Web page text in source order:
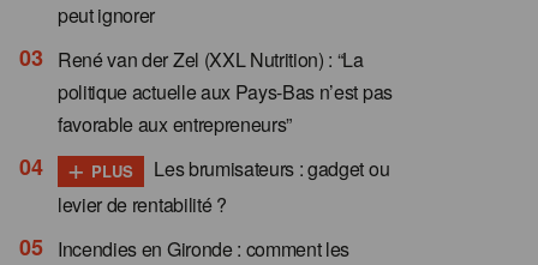
peut ignorer
René van der Zel (XXL Nutrition) : “La
politique actuelle aux Pays-Bas n’est pas
favorable aux entrepreneurs”
+ PLUS
Les brumisateurs : gadget ou
levier de rentabilité ?
Incendies en Gironde : comment les